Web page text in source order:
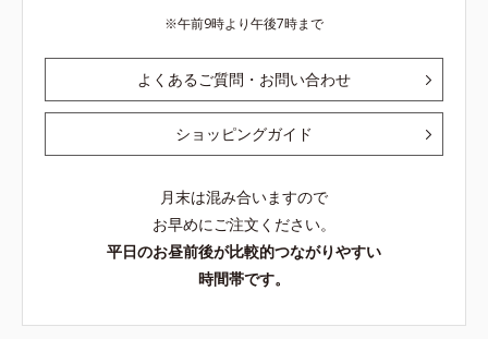
午前9時より午後7時まで
よくあるご質問・お問い合わせ
ショッピングガイド
月末は混み合いますので
お早めにご注文ください。
平日のお昼前後が比較的つながりやすい
時間帯です。